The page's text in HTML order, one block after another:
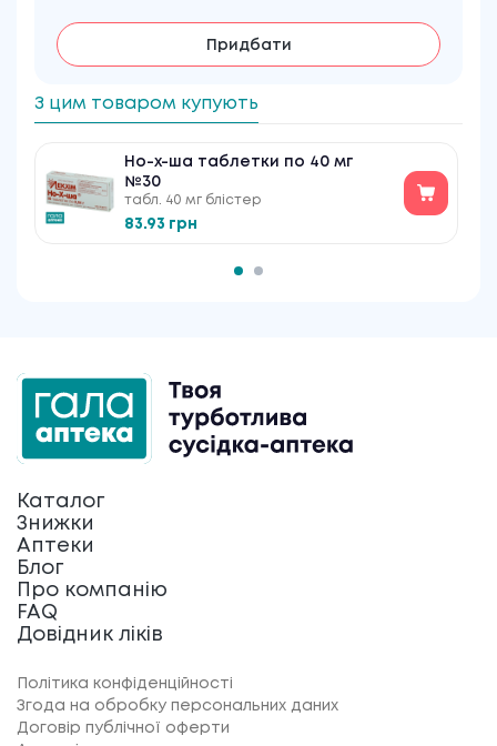
Придбати
З цим товаром купують
Но-х-ша таблетки по 40 мг
№30
табл. 40 мг блістер
83.93 грн
Каталог
Знижки
Аптеки
Блог
Про компанію
FAQ
Довідник ліків
Політика конфіденційності
Згода на обробку персональних даних
Договір публічної оферти